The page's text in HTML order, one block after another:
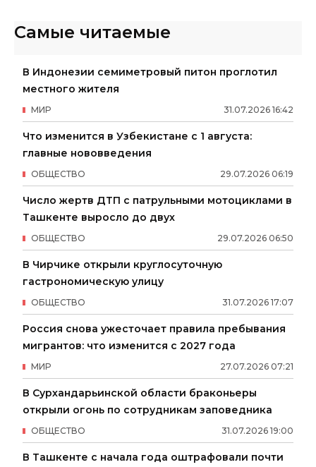
Самые читаемые
В Индонезии семиметровый питон проглотил
местного жителя
31.07.2026 16:42
МИР
Что изменится в Узбекистане с 1 августа:
главные нововведения
29.07.2026 06:19
ОБЩЕСТВО
Число жертв ДТП с патрульными мотоциклами в
Ташкенте выросло до двух
29.07.2026 06:50
ОБЩЕСТВО
В Чирчике открыли круглосуточную
гастрономическую улицу
31.07.2026 17:07
ОБЩЕСТВО
Россия снова ужесточает правила пребывания
мигрантов: что изменится с 2027 года
27.07.2026 07:21
МИР
В Сурхандарьинской области браконьеры
открыли огонь по сотрудникам заповедника
31.07.2026 19:00
ОБЩЕСТВО
В Ташкенте с начала года оштрафовали почти